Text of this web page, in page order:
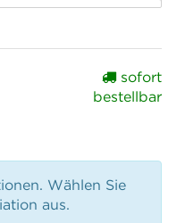
sofort
bestellbar
Wählen Sie
aus.